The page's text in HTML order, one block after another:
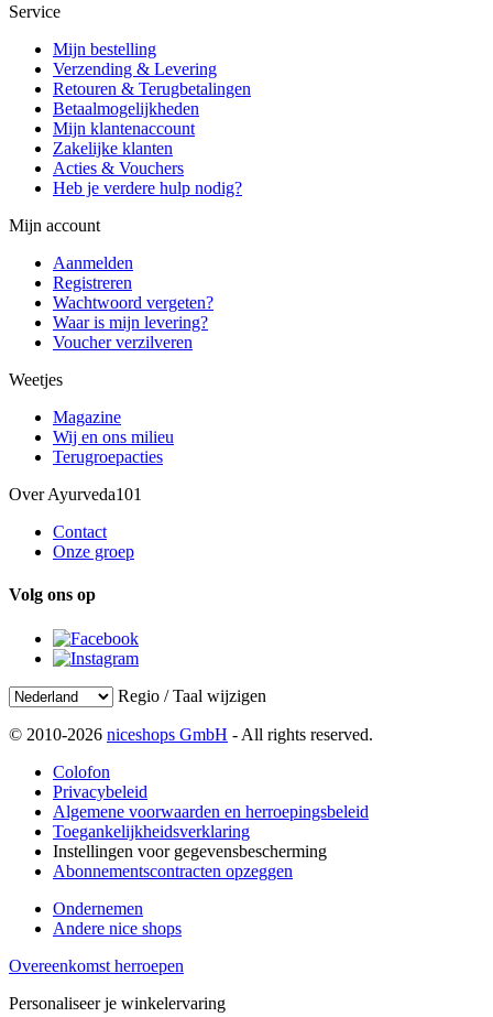
Service
Mijn bestelling
Verzending & Levering
Retouren & Terugbetalingen
Betaalmogelijkheden
Mijn klantenaccount
Zakelijke klanten
Acties & Vouchers
Heb je verdere hulp nodig?
Mijn account
Aanmelden
Registreren
Wachtwoord vergeten?
Waar is mijn levering?
Voucher verzilveren
Weetjes
Magazine
Wij en ons milieu
Terugroepacties
Over Ayurveda101
Contact
Onze groep
Volg ons op
Regio / Taal wijzigen
© 2010-2026 niceshops GmbH - All rights reserved.
Colofon
Privacybeleid
Algemene voorwaarden en herroepingsbeleid
Toegankelijkheidsverklaring
Instellingen voor gegevensbescherming
Abonnementscontracten opzeggen
Ondernemen
Andere nice shops
Overeenkomst herroepen
Personaliseer je winkelervaring